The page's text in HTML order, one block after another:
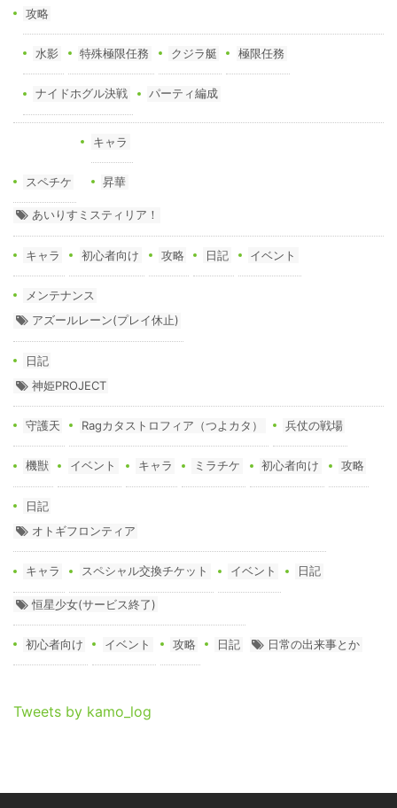
攻略
水影 特殊極限任務 クジラ艇 極限任務
ナイドホグル決戦 パーティ編成
スペチケ
キャラ
昇華
あいりすミスティリア！
キャラ 初心者向け 攻略 日記 イベント
メンテナンス
アズールレーン(プレイ休止)
日記
神姫PROJECT
守護天 Ragカタストロフィア（つよカタ） 兵仗の戦場
機獣 イベント キャラ ミラチケ 初心者向け 攻略
日記
オトギフロンティア
キャラ スペシャル交換チケット イベント 日記
恒星少女(サービス終了)
初心者向け イベント 攻略 日記 日常の出来事とか
Tweets by kamo_log